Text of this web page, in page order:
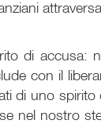
di accusa:
con il
di uno
nel nostro